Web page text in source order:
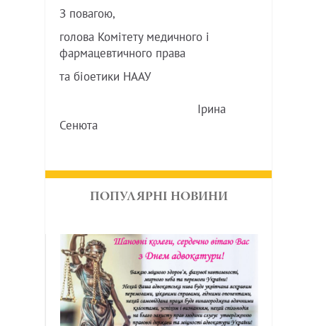
З повагою,
голова Комітету медичного і
фармацевтичного права
та біоетики НААУ
Ірина
Сенюта
ПОПУЛЯРНІ НОВИНИ